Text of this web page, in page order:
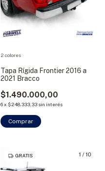
Tapa Rígida Frontier 2016 a
2021 Bracco
$1.490.000,00
6x $248.333,33 sin interés
2 colores
Comprar
1 / 10
GRATIS